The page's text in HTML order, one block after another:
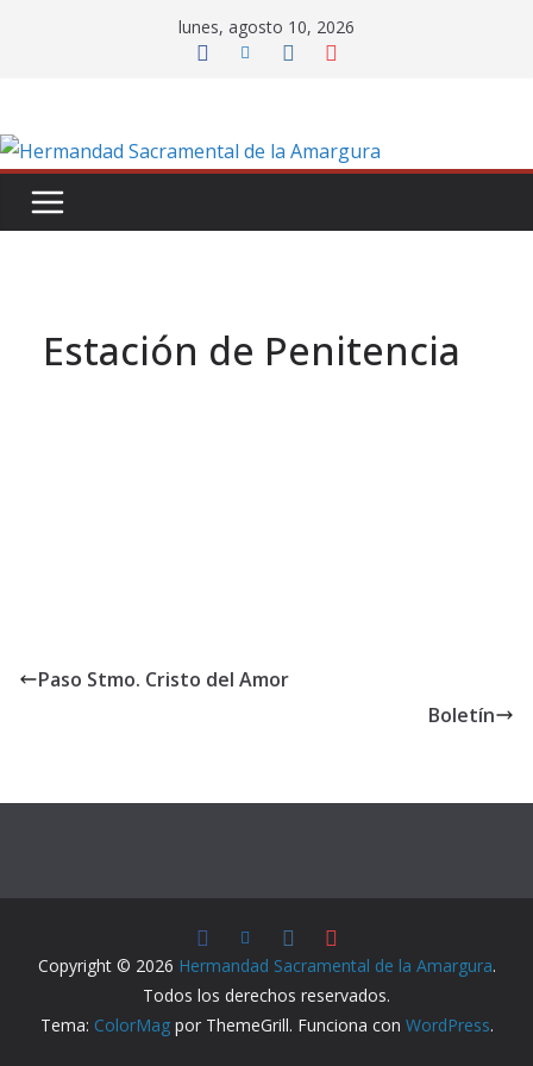
lunes, agosto 10, 2026
Estación de Penitencia
Paso Stmo. Cristo del Amor
Boletín
Copyright © 2026 Hermandad Sacramental de la Amargura.
Todos los derechos reservados.
Tema: ColorMagpor ThemeGrill. Funciona con WordPress.